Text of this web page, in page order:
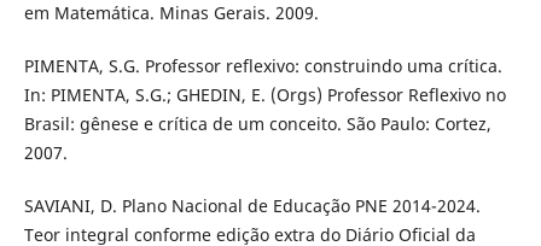
em Matemática. Minas Gerais. 2009.
PIMENTA, S.G. Professor reflexivo: construindo uma crítica.
In: PIMENTA, S.G.; GHEDIN, E. (Orgs) Professor Reflexivo no
Brasil: gênese e crítica de um conceito. São Paulo: Cortez,
2007.
SAVIANI, D. Plano Nacional de Educação PNE 2014-2024.
Teor integral conforme edição extra do Diário Oficial da